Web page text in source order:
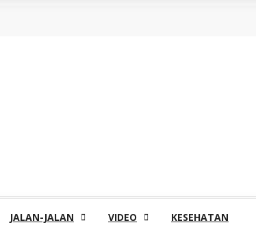
JALAN-JALAN VIDEO KESEHATAN